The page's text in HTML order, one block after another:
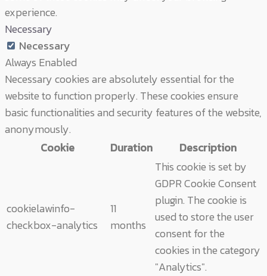
experience.
Necessary
Necessary
Always Enabled
Necessary cookies are absolutely essential for the
website to function properly. These cookies ensure
basic functionalities and security features of the website,
anonymously.
Cookie
Duration Description
cookielawinfo-
checkbox-analytics
11
months
This cookie is set by
GDPR Cookie Consent
plugin. The cookie is
used to store the user
consent for the
cookies in the category
"Analytics".